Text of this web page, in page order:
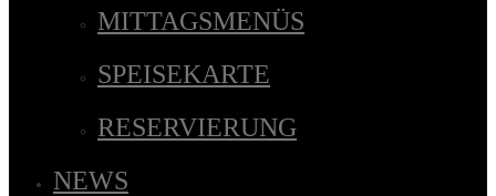
MITTAGSMENÜS
SPEISEKARTE
RESERVIERUNG
NEWS